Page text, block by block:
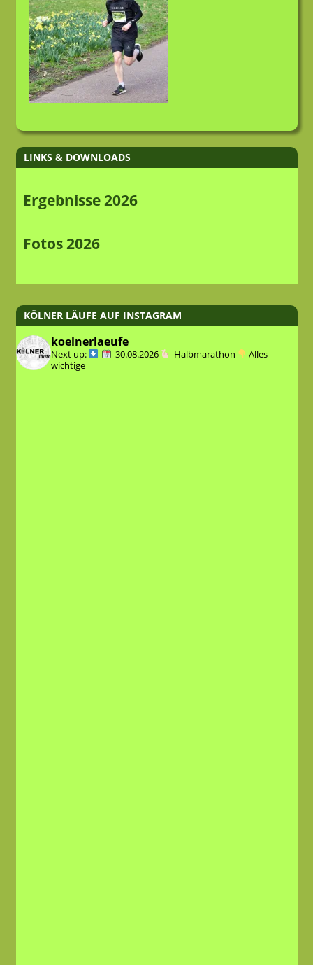
LINKS & DOWNLOADS
Ergebnisse 2026
Fotos 2026
KÖLNER LÄUFE AUF INSTAGRAM
koelnerlaeufe
Next up: 30.08.2026 Halbmarathon
Alles
wichtige